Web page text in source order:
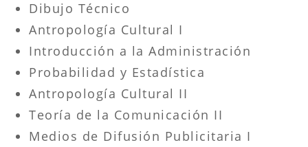
Dibujo Técnico
Antropología Cultural I
Introducción a la Administración
Probabilidad y Estadística
Antropología Cultural II
Teoría de la Comunicación II
Medios de Difusión Publicitaria I